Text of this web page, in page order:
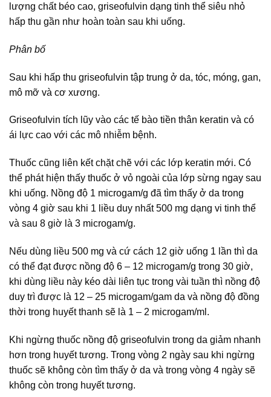
lượng chất béo cao, griseofulvin dạng tinh thể siêu nhỏ
hấp thu gần như hoàn toàn sau khi uống.
Phân bố
Sau khi hấp thu griseofulvin tập trung ở da, tóc, móng, gan,
mô mỡ và cơ xương.
Griseofulvin tích lũy vào các tế bào tiền thân keratin và có
ái lực cao với các mô nhiễm bệnh.
Thuốc cũng liên kết chặt chẽ với các lớp keratin mới. Có
thể phát hiện thấy thuốc ở vỏ ngoài của lớp sừng ngay sau
khi uống. Nồng độ 1 microgam/g đã tìm thấy ở da trong
vòng 4 giờ sau khi 1 liều duy nhất 500 mg dạng vi tinh thể
và sau 8 giờ là 3 microgam/g.
Nếu dùng liều 500 mg và cứ cách 12 giờ uống 1 lần thì da
có thể đạt được nồng độ 6 – 12 microgam/g trong 30 giờ,
khi dùng liều này kéo dài liên tục trong vài tuần thì nồng độ
duy trì được là 12 – 25 microgam/gam da và nồng độ đồng
thời trong huyết thanh sẽ là 1 – 2 microgam/ml.
Khi ngừng thuốc nồng độ griseofulvin trong da giảm nhanh
hơn trong huyết tương. Trong vòng 2 ngày sau khi ngừng
thuốc sẽ không còn tìm thấy ở da và trong vòng 4 ngày sẽ
không còn trong huyết tương.